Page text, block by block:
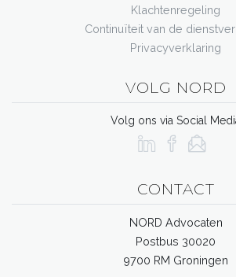
Klachtenregeling
Continuïteit van de
Privacyverklaring
VOLG NORD
Volg ons via Social
CONTACT
NORD Advocaten
Postbus 30020
9700 RM Groningen